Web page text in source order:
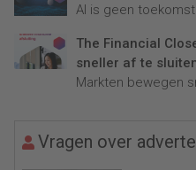
AI is geen
The Financial
sneller af te
Markten bewegen
Vragen over